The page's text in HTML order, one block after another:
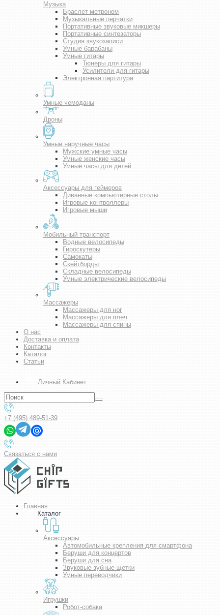
Музыка
Браслет метроном
Музыкальные перчатки
Портативные звуковые микшеры
Портативные синтезаторы
Студия звукозаписи
Умные барабаны
Умные гитары
Тюнеры для гитары
Усилители для гитары
Электронная партитура
Умные чемоданы
Дроны
Умные наручные часы
Мужские умные часы
Умные женские часы
Умные часы для детей
Аксессуары для геймеров
Диванные компьютерные столы
Игровые контроллеры
Игровые мыши
Мобильный транспорт
Водные велосипеды
Гироскутеры
Самокаты
Скейтборды
Складные велосипеды
Умные электрические велосипеды
Массажеры
Массажеры для ног
Массажеры для плеч
Массажеры для спины
О нас
Доставка и оплата
Контакты
Каталог
Статьи
Личный Кабинет
+7 (495) 489-51-39
Связаться с нами
Главная
Каталог
Аксессуары
Автомобильные крепления для смартфона
Беруши для концертов
Беруши для сна
Звуковые зубные щетки
Умные переводчики
Игрушки
Робот-собака